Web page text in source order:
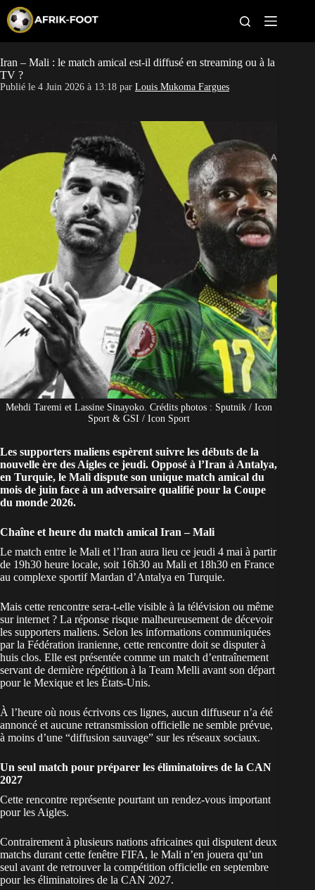
p
t
o
c
o
CAN féminine
Pays
Clubs
Classement
Paris sportifs
Iran – Mali : le match amical est-il diffusé en streaming ou à la
TV ?
Publié le 4 Juin 2026 à 13:18 par Louis Mukoma Fargues
Mehdi Taremi et Lassine Sinayoko. Crédits photos : Sputnik / Icon
Sport & GSI / Icon Sport
Les supporters maliens espèrent suivre les débuts de la
nouvelle ère des Aigles ce jeudi. Opposé à l’Iran à Antalya,
en Turquie, le Mali dispute son unique match amical du
mois de juin face à un adversaire qualifié pour la Coupe
du monde 2026.
Chaîne et heure du match amical Iran – Mali
Le match entre le Mali et l’Iran aura lieu ce jeudi 4 mai à partir
de 19h30 heure locale, soit 16h30 au Mali et 18h30 en France
au complexe sportif Mardan d’Antalya en Turquie.
Mais cette rencontre sera-t-elle visible à la télévision ou même
sur internet ? La réponse risque malheureusement de décevoir
les supporters maliens. Selon les informations communiquées
par la Fédération iranienne, cette rencontre doit se disputer à
huis clos. Elle est présentée comme un match d’entraînement
servant de dernière répétition à la Team Melli avant son départ
pour le Mexique et les États-Unis.
À l’heure où nous écrivons ces lignes, aucun diffuseur n’a été
annoncé et aucune retransmission officielle ne semble prévue,
à moins d’une “diffusion sauvage” sur les réseaux sociaux.
Un seul match pour préparer les éliminatoires de la CAN
2027
Cette rencontre représente pourtant un rendez-vous important
pour les Aigles.
Contrairement à plusieurs nations africaines qui disputent deux
matchs durant cette fenêtre FIFA, le Mali n’en jouera qu’un
seul avant de retrouver la compétition officielle en septembre
pour les éliminatoires de la CAN 2027.